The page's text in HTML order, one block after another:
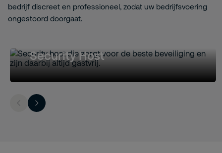
bedrijf discreet en professioneel, zodat uw bedrijfsvoering
ongestoord doorgaat.
Security Host